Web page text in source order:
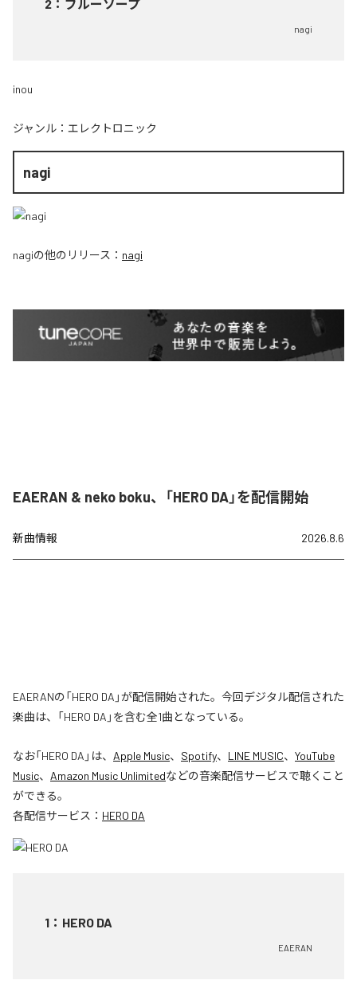
2 ： ブルーソープ
nagi
inou
ジャンル： エレクトロニック
nagi
nagiの他のリリース： nagi
EAERAN & neko boku、「HERO DA」を配信開始
新曲情報 2026.8.6
EAERANの「HERO DA」が配信開始された。今回デジタル配信された
楽曲は、「HERO DA」を含む全1曲となっている。
なお「HERO DA 」は、 Apple Music、 Spotify、 LINE MUSIC、 YouTube
Music、 Amazon Music Unlimitedなどの音楽配信サービスで聴くこと
ができる。
各配信サービス： HERO DA
1 ： HERO DA
EAERAN